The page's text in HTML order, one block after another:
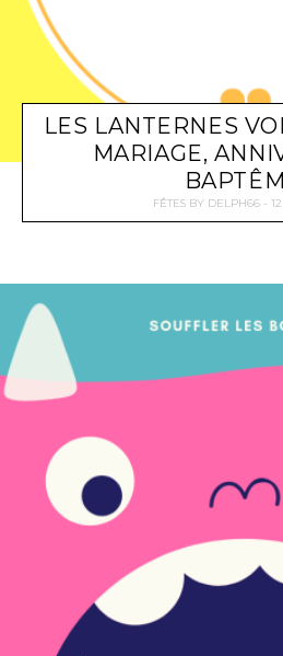
LES LANTERNES
MARIAGE,
FÊTES BY DELPH66